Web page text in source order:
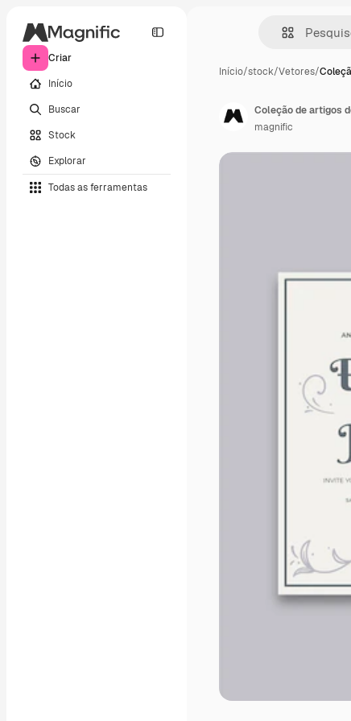
Criar
Início
Buscar
Stock
Explorar
Todas as ferramentas
Início/stock/Vetores/
Coleção de artigos
magnific